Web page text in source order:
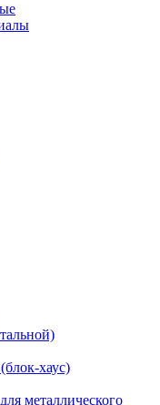
хаус)
металлического